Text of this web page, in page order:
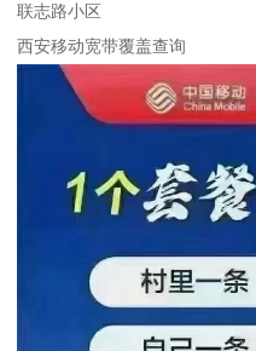
联志路小区
西安移动宽带覆盖查询